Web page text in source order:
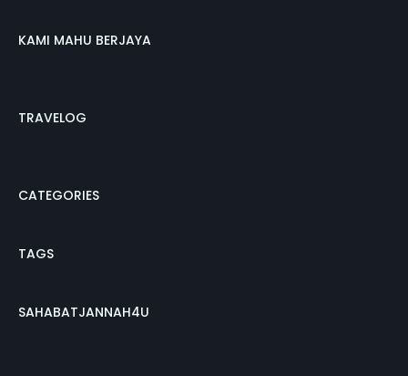
KAMI MAHU BERJAYA
TRAVELOG
CATEGORIES
TAGS
SAHABATJANNAH4U